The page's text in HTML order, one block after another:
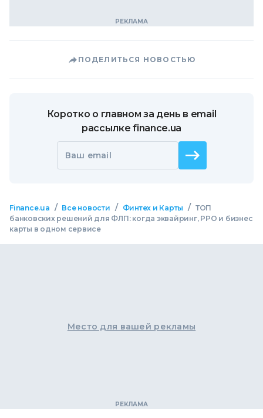
ПОДЕЛИТЬСЯ НОВОСТЬЮ
Коротко о главном за день в email
рассылке finance.ua
Ваш email
Finance.ua / Все новости / Финтех и Карты / ТОП
банковских решений для ФЛП: когда эквайринг, РРО и бизнес
карты в одном сервисе
Место для вашей рекламы